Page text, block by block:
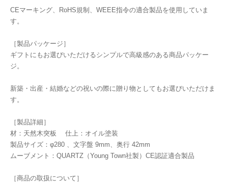
CEマーキング、RoHS規制、WEEE指令の適合製品を使用していま
す。
［製品パッケージ］
ギフトにもお選びいただけるシンプルで高級感のある商品パッケー
ジ。
新築・出産・結婚などの祝いの際に贈り物としてもお選びいただけま
す。
［製品詳細］
材：天然木突板 仕上：オイル塗装
製品サイズ：φ280 、文字盤 9mm、奥行 42mm
ムーブメント：QUARTZ（Young Town社製）CE認証適合製品
［商品の取扱について］